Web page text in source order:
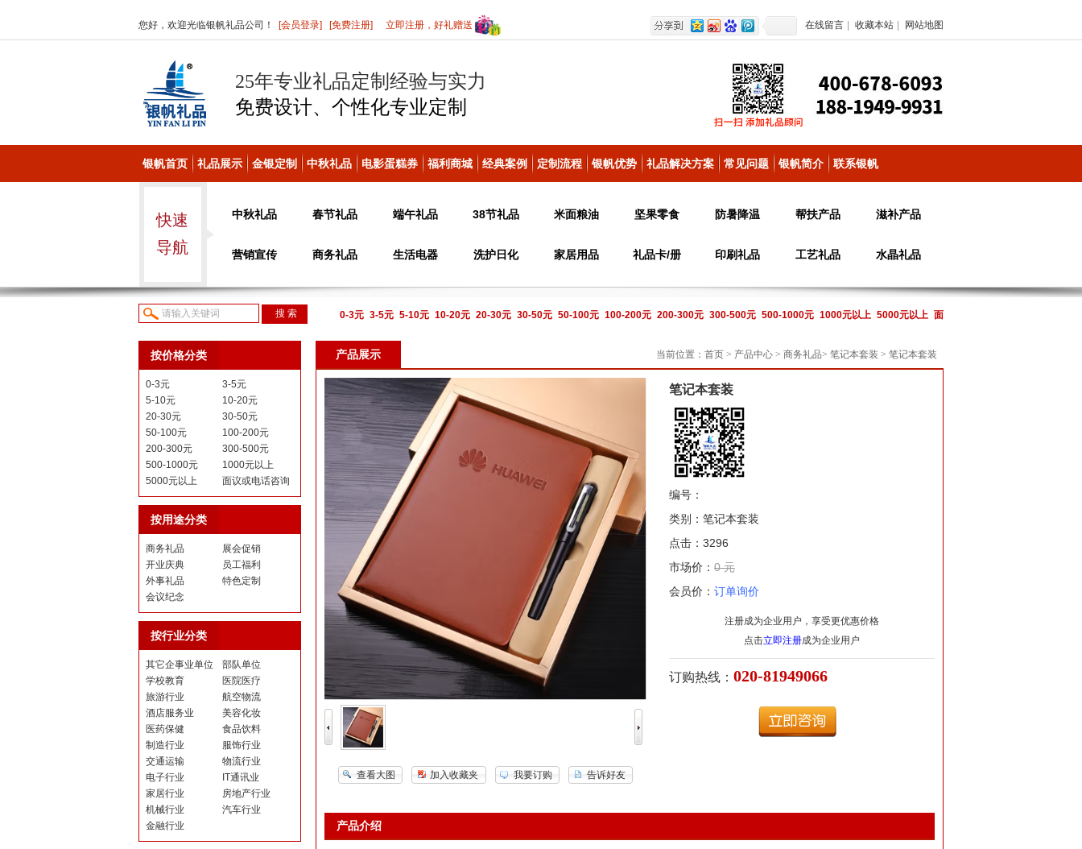
您好，欢迎光临银帆礼品公司！ [会员登录] [免费注册] 立即注册，好礼赠送 在线留言 收藏本站 网站地图
25年专业礼品定制经验与实力
免费设计、个性化专业定制
银帆首页 礼品展示 金银定制 中秋礼品 电影蛋糕券 福利商城 经典案例 定制流程 银帆优势 礼品解决方案 常见问题 银帆简介 联系银帆
快速
导航
中秋礼品 春节礼品 端午礼品 38节礼品 米面粮油 坚果零食 防暑降温 帮扶产品 滋补产品
营销宣传 商务礼品 生活电器 洗护日化 家居用品 礼品卡/册 印刷礼品 工艺礼品 水晶礼品
0-3元 3-5元 5-10元 10-20元 20-30元 30-50元 50-100元 100-200元 200-300元 300-500元 500-1000元 1000元以上 5000元以上 面
议或电话咨询
按价格分类
0-3元
3-5元
5-10元
10-20元
20-30元
30-50元
50-100元
100-200元
200-300元
300-500元
500-1000元
1000元以上
5000元以上
面议或电话咨询
按用途分类
商务礼品
展会促销
开业庆典
员工福利
外事礼品
特色定制
会议纪念
按行业分类
其它企事业单位
部队单位
学校教育
医院医疗
旅游行业
航空物流
酒店服务业
美容化妆
医药保健
食品饮料
制造行业
服饰行业
交通运输
物流行业
电子行业
IT通讯业
家居行业
房地产行业
机械行业
汽车行业
金融行业
产品展示 当前位置： 首页 > 产品中心 > 商务礼品> 笔记本套装 > 笔记本套装
查看大图 加入收藏夹 我要订购 告诉好友
笔记本套装
编号：
类别：笔记本套装
点击：3296
市场价： 0 元
会员价： 订单询价
注册成为企业用户，享受更优惠价格
点击立即注册成为企业用户
订购热线： 020-81949066
产品介绍